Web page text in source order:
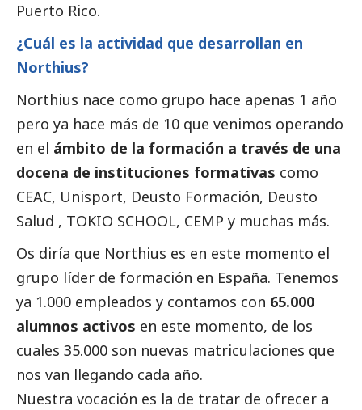
Puerto Rico.
¿Cuál es la actividad que desarrollan en
Northius?
Northius nace como grupo hace apenas 1 año
pero ya hace más de 10 que venimos operando
en el ámbito de la formación a través de una
docena de instituciones formativas como
CEAC, Unisport, Deusto Formación, Deusto
Salud , TOKIO SCHOOL, CEMP y muchas más.
Os diría que Northius es en este momento el
grupo líder de formación en España. Tenemos
ya 1.000 empleados y contamos con 65.000
alumnos activos en este momento, de los
cuales 35.000 son nuevas matriculaciones que
nos van llegando cada año.
Nuestra vocación es la de tratar de ofrecer a